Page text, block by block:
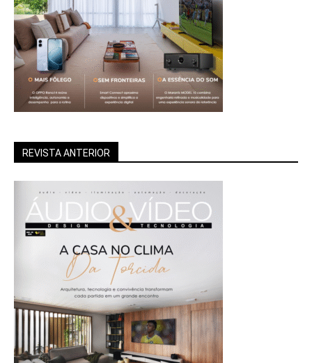
REVISTA ANTERIOR